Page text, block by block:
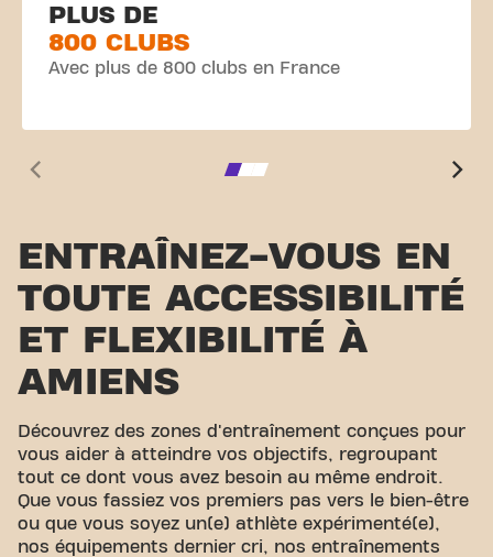
PLUS DE
800 CLUBS
Avec plus de 800 clubs en France
ENTRAÎNEZ-VOUS EN
TOUTE ACCESSIBILITÉ
ET FLEXIBILITÉ À
AMIENS
Découvrez des zones d'entraînement conçues pour
vous aider à atteindre vos objectifs, regroupant
tout ce dont vous avez besoin au même endroit.
Que vous fassiez vos premiers pas vers le bien-être
ou que vous soyez un(e) athlète expérimenté(e),
nos équipements dernier cri, nos entraînements